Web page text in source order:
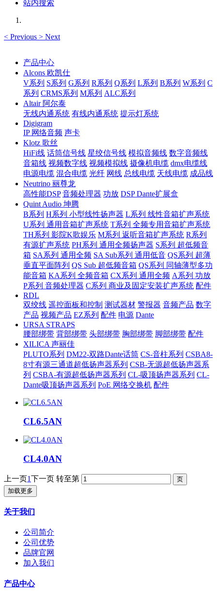
站内搜索
< Previous > Next
产品中心
Alcons 欧凯仕
V系列 S系列 G系列 R系列 Q系列 L系列 B系列 W系列 C
系列 CRMS系列 M系列 ALC系列
Altair 阿尔泰
无线内通系统 有线内通系统 提示灯系统
Digigram
IP 网络音频 声卡
Klotz 歌丝
HiFi线 话筒信号线 星绞信号线 模拟音频线 数字音频线
音箱线 视频数字线 视频模拟线 摄像机电缆 dmx电缆线
电源电缆 混合电缆 光纤 网线 总线电缆 天线电缆 成品线
Neutrino 丽尊龙
高性能DSP 音频处理器 功放 DSP Dante扩展盒
Quint Audio 坤腾
B系列 H系列 小型线性扬声器 L系列 线性音箱扩声系统
U系列 通用音箱扩声系统 T系列 全频专用音箱扩声系统
TH系列 影院K歌娱乐 M系列 返听音箱扩声系统 R系列
有源扩声系统 PH系列 通用全频扬声器 S系列 超低频音
箱 SA系列 通用全频 SA Sub系列 通用低音 QS系列 超薄
垂直平面阵列 QS Sub 超低频音箱 QS系列 同轴薄型多功
能音箱 KA系列 全频音箱 CX系列 通用全频 A系列 功放
P系列 音频处理器 C系列 商业及固定安装扩声系统 配件
RDL
双绞线 遥控面板和控制 测试器材 警报器 音频产品 数字
产品 视频产品 EZ系列 配件 电源 Dante
URSA STRAPS
腰部绑带 背部绑带 头部绑带 胸部绑带 脚部绑带 配件
XILICA 声丽佳
PLUTO系列 DM22-双路Dante话筒 CS-音柱系列 CSBA8-
8寸有源三通道超低扬声器系列 CSB-无源超低扬声器系
列 CSBA-有源超低扬声器系列 CL-吸顶扬声器系列 CL-
Dante吸顶扬声器系列 PoE 网络交换机 配件
CL6.5AN
CL4.0AN
上一页1下一页 转至第
加载更多
关于我们
公司简介
公司优势
品牌官网
加入我们
产品中心